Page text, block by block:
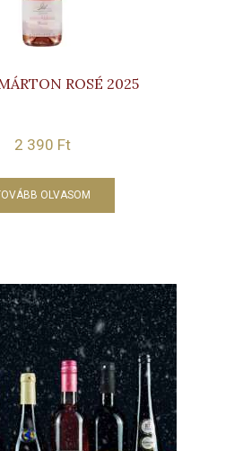
ROSÉ 2025
2 390 Ft
OLVASOM